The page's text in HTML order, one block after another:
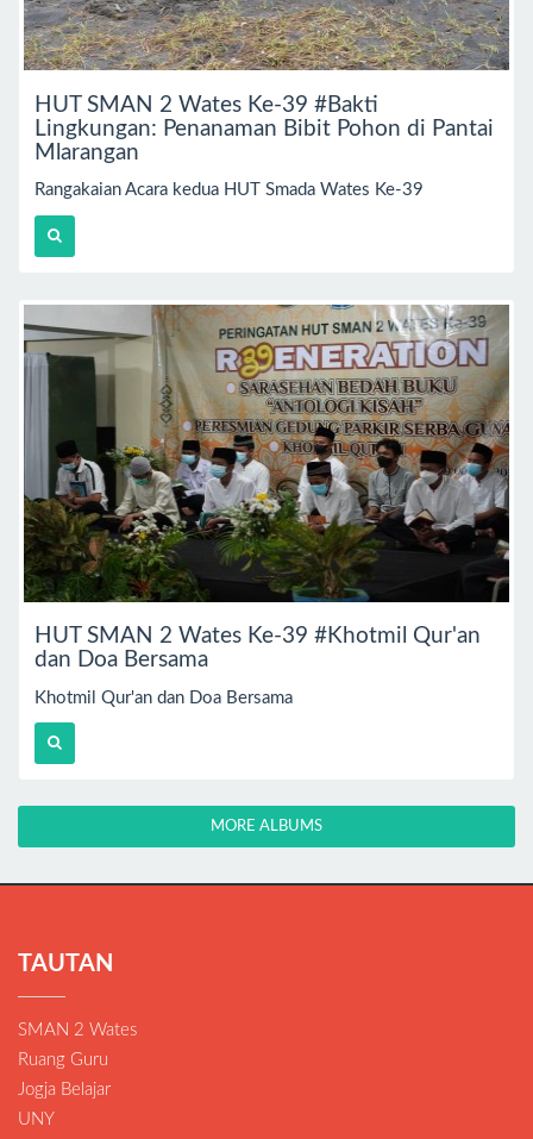
HUT SMAN 2 Wates Ke-39 #Bakti
Lingkungan: Penanaman Bibit Pohon di Pantai
Mlarangan
Rangakaian Acara kedua HUT Smada Wates Ke-39
HUT SMAN 2 Wates Ke-39 #Khotmil Qur'an
dan Doa Bersama
Khotmil Qur'an dan Doa Bersama
MORE ALBUMS
TAUTAN
SMAN 2 Wates
Ruang Guru
Jogja Belajar
UNY